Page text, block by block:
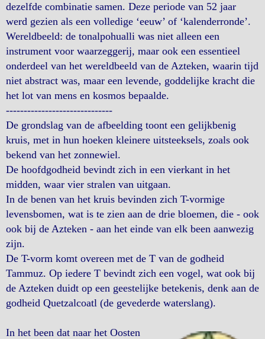
dezelfde combinatie samen. Deze periode van 52 jaar
werd gezien als een volledige ‘eeuw’ of ‘kalenderronde’.
Wereldbeeld: de tonalpohualli was niet alleen een
instrument voor waarzeggerij, maar ook een essentieel
onderdeel van het wereldbeeld van de Azteken, waarin tijd
niet abstract was, maar een levende, goddelijke kracht die
het lot van mens en kosmos bepaalde.
------------------------------
De grondslag van de afbeelding toont een gelijkbenig
kruis, met in hun hoeken kleinere uitsteeksels, zoals ook
bekend van het zonnewiel.
De hoofdgodheid bevindt zich in een vierkant in het
midden, waar vier stralen van uitgaan.
In de benen van het kruis bevinden zich T-vormige
levensbomen, wat is te zien aan de drie bloemen, die - ook
ook bij de Azteken - aan het einde van elk been aanwezig
zijn.
De T-vorm komt overeen met de T van de godheid
Tammuz. Op iedere T bevindt zich een vogel, wat ook bij
de Azteken duidt op een geestelijke betekenis, denk aan de
godheid Quetzalcoatl (de gevederde waterslang).
In het been dat naar het Oosten